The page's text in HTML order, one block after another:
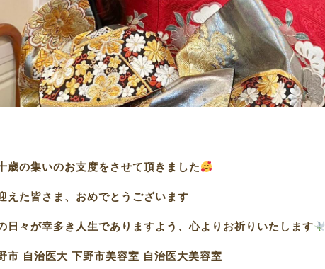
歳の集いのお支度をさせて頂きました
えた皆さま、おめでとうございます️
日々が幸多き人生でありますよう、心よりお祈りいたします
市 自治医大 下野市美容室 自治医大美容室